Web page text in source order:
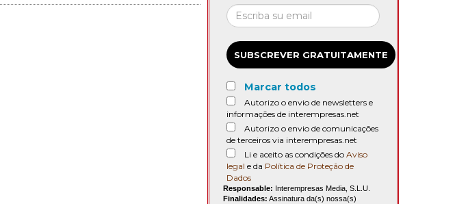
SUBSCREVER GRATUITAMENTE
Marcar todos
Autorizo o envio de newsletters e
informações de interempresas.net
Autorizo o envio de comunicações
de terceiros via interempresas.net
Li e aceito as condições do Aviso
legal e da Política de Proteção de
Dados
Responsable: Interempresas Media, S.L.U.
Finalidades: Assinatura da(s) nossa(s)